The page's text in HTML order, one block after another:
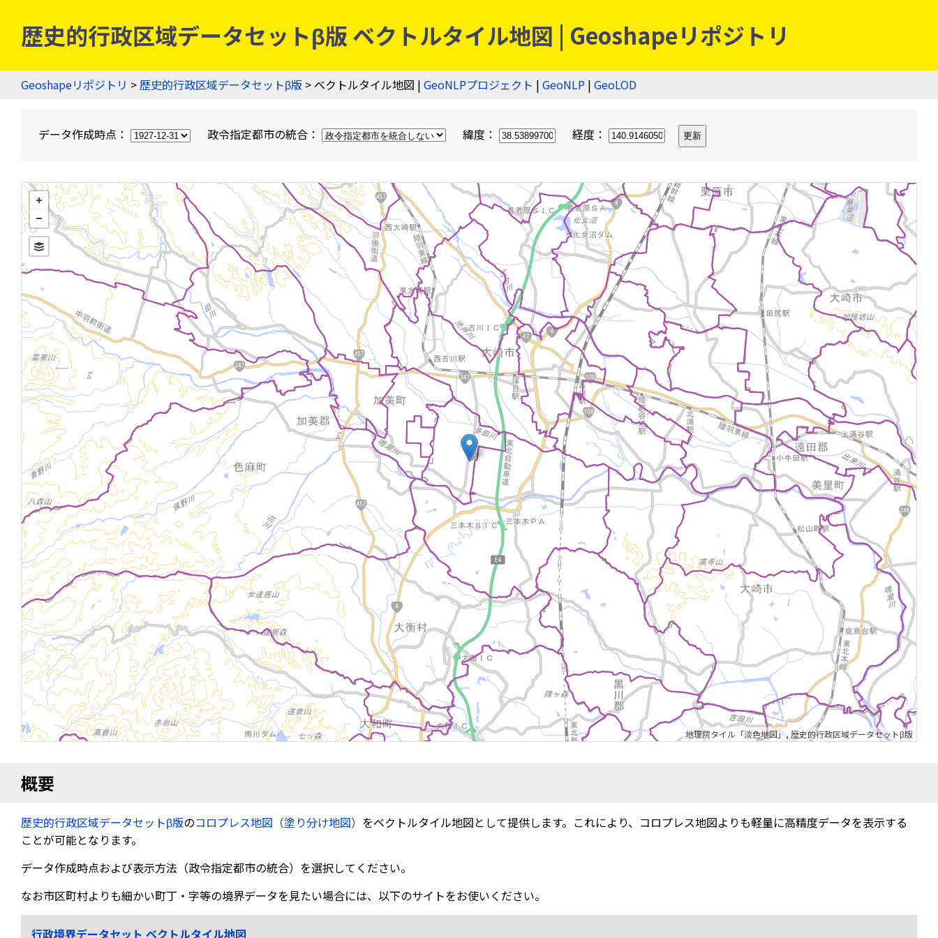
歴史的行政区域データセットβ版 ベクトルタイル地図 | Geoshapeリポジトリ
Geoshapeリポジトリ >歴史的行政区域データセットβ版 > ベクトルタイル地図 | GeoNLPプロジェクト | GeoNLP | GeoLOD
データ作成時点： 政令指定都市の統合： 緯度： 経度：
地理院タイル「淡色地図」,歴史的行政区域データセットβ版
概要
歴史的行政区域データセットβ版のコロプレス地図（塗り分け地図） をベクトルタイル地図として提供します。これにより、コロプレス地図よりも軽量に高精度データを表示する
ことが可能となります。
データ作成時点および表示方法（政令指定都市の統合）を選択してください。
なお市区町村よりも細かい町丁・字等の境界データを見たい場合には、以下のサイトをお使いください。
行政境界データセット ベクトルタイル地図